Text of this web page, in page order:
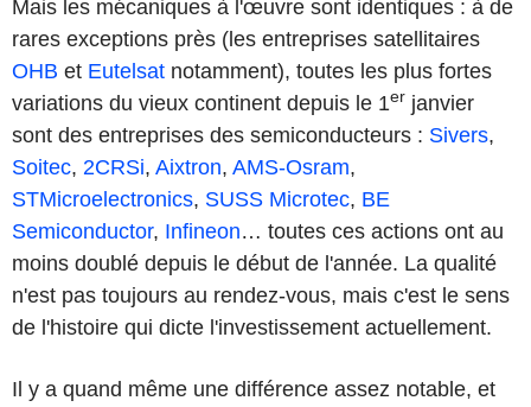
Mais les mécaniques à l'œuvre sont identiques : à de
rares exceptions près (les entreprises satellitaires
OHB et Eutelsat notamment), toutes les plus fortes
variations du vieux continent depuis le 1er janvier
sont des entreprises des semiconducteurs : Sivers,
Soitec, 2CRSi, Aixtron, AMS-Osram,
STMicroelectronics, SUSS Microtec, BE
Semiconductor, Infineon… toutes ces actions ont au
moins doublé depuis le début de l'année. La qualité
n'est pas toujours au rendez-vous, mais c'est le sens
de l'histoire qui dicte l'investissement actuellement.
Il y a quand même une différence assez notable, et